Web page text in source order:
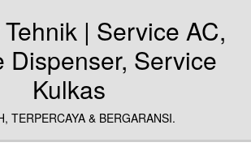
TERPERCAYA & BERGARANSI.